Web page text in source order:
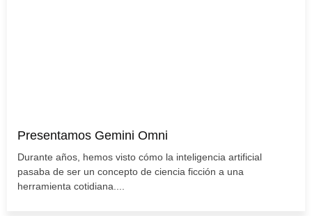
Presentamos Gemini Omni
Durante años, hemos visto cómo la inteligencia artificial
pasaba de ser un concepto de ciencia ficción a una
herramienta cotidiana....